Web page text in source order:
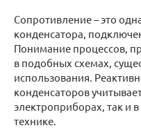
Сопротивление – это
конденсатора,
Понимание процессов,
в подобных схемах,
использования.
конденсаторов
электроприборах, так и
технике.